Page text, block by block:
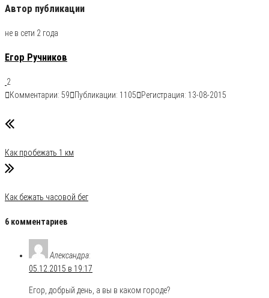
Автор публикации
не в сети 2 года
Егор Ручников
2
Комментарии: 59
Публикации: 1105
Регистрация: 13-08-2015
Как пробежать 1 км
Как бежать часовой бег
6 комментариев
Александра:
05.12.2015 в 19:17
Егор, добрый день, а вы в каком городе?